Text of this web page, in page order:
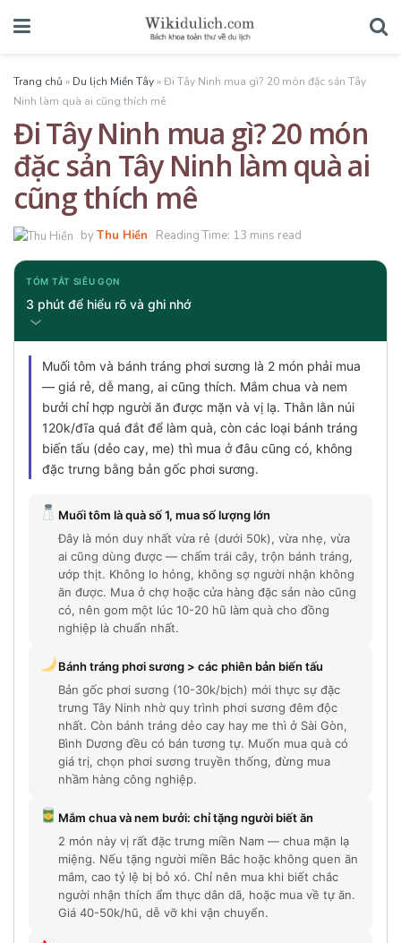
Trang chủ » Du lịch Miền Tây »Đi Tây Ninh mua gì? 20 món đặc sản Tây
Ninh làm quà ai cũng thích mê
Đi Tây Ninh mua gì? 20 món
đặc sản Tây Ninh làm quà ai
cũng thích mê
byThu Hiền Reading Time: 13 mins read
TÓM TẮT SIÊU GỌN
3 phút để hiểu rõ và ghi nhớ
Muối tôm và bánh tráng phơi sương là 2 món phải mua
— giá rẻ, dễ mang, ai cũng thích. Mắm chua và nem
bưởi chỉ hợp người ăn được mặn và vị lạ. Thằn lằn núi
120k/đĩa quá đắt để làm quà, còn các loại bánh tráng
biến tấu (dẻo cay, me) thì mua ở đâu cũng có, không
đặc trưng bằng bản gốc phơi sương.
Muối tôm là quà số 1, mua số lượng lớn
Đây là món duy nhất vừa rẻ (dưới 50k), vừa nhẹ, vừa
ai cũng dùng được — chấm trái cây, trộn bánh tráng,
ướp thịt. Không lo hỏng, không sợ người nhận không
ăn được. Mua ở chợ hoặc cửa hàng đặc sản nào cũng
có, nên gom một lúc 10-20 hũ làm quà cho đồng
nghiệp là chuẩn nhất.
Bánh tráng phơi sương > các phiên bản biến tấu
Bản gốc phơi sương (10-30k/bịch) mới thực sự đặc
trưng Tây Ninh nhờ quy trình phơi sương đêm độc
nhất. Còn bánh tráng dẻo cay hay me thì ở Sài Gòn,
Bình Dương đều có bán tương tự. Muốn mua quà có
giá trị, chọn phơi sương truyền thống, đừng mua
nhầm hàng công nghiệp.
Mắm chua và nem bưởi: chỉ tặng người biết ăn
2 món này vị rất đặc trưng miền Nam — chua mặn lạ
miệng. Nếu tặng người miền Bắc hoặc không quen ăn
mắm, cao tỷ lệ bị bỏ xó. Chỉ nên mua khi biết chắc
người nhận thích ẩm thực dân dã, hoặc mua về tự ăn.
Giá 40-50k/hũ, dễ vỡ khi vận chuyển.